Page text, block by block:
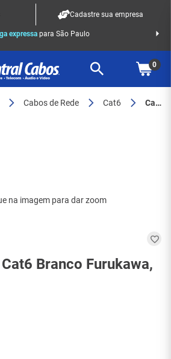
Cadastre sua empresa
expressa para São Paulo
0
Cabos de Rede Cat6 Cabo de rede Cat6 Branco Furukawa
Branco Furukawa,